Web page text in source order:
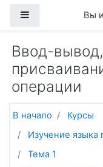
Боковая панель
Вы
Ввод-
операции
В начало
Курсы
Изучение языка
Тема 1